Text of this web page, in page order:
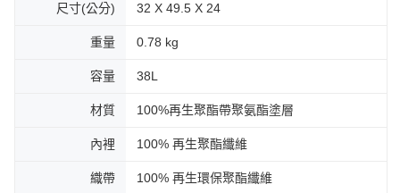
尺寸(公分) 32 X 49.5 X 24
重量 0.78 kg
容量 38L
材質 100%再生聚酯帶聚氨酯塗層
內裡 100% 再生聚酯纖維
織帶 100% 再生環保聚酯纖維